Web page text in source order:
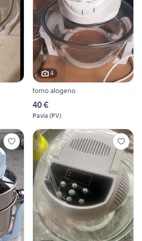
4
forno alogeno
40 €
Pavia (PV)